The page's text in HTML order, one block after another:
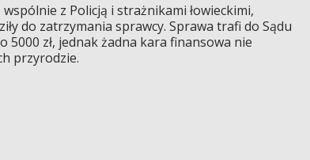
z Policją i strażnikami łowieckimi,
do zatrzymania sprawcy. Sprawa trafi do Sądu
zł, jednak żadna kara finansowa nie
przyrodzie.